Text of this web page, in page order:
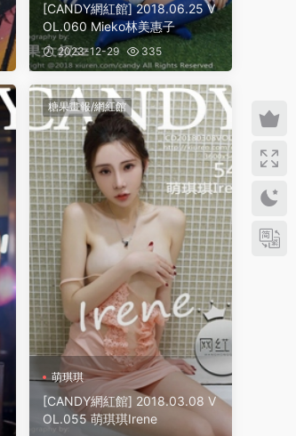
[CANDY網紅館] 2018.06.25 V
OL.060 Mieko林美惠子
2023-12-29 335
糖果畫報/網紅館
萌琪琪
[CANDY網紅館] 2018.03.08 V
OL.055 萌琪琪Irene